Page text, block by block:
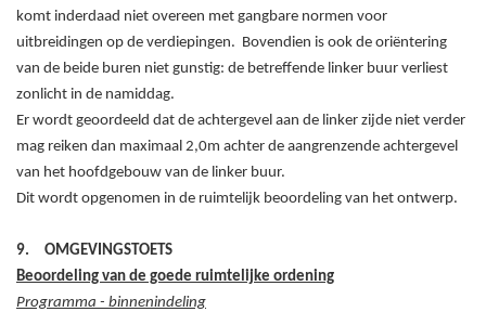
komt inderdaad niet overeen met gangbare normen voor
uitbreidingen op de verdiepingen. Bovendien is ook de oriëntering
van de beide buren niet gunstig: de betreffende linker buur verliest
zonlicht in de namiddag.
Er wordt geoordeeld dat de achtergevel aan de linker zijde niet verder
mag reiken dan maximaal 2,0m achter de aangrenzende achtergevel
van het hoofdgebouw van de linker buur.
Dit wordt opgenomen in de ruimtelijk beoordeling van het ontwerp.
9.
OMGEVINGSTOETS
Beoordeling van de goede ruimtelijke ordening
Programma - binnenindeling